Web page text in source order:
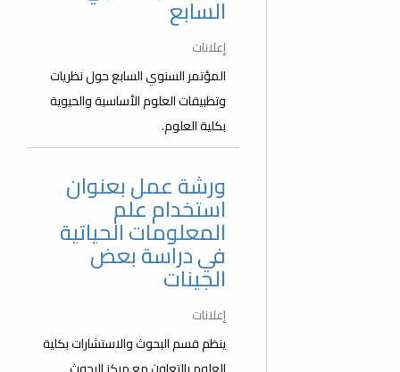
المؤتمر السنوي السابع حول نظريات
وتطبيقات العلوم الأساسية والحيوية
ينظم قسم البحوث والاستشارات بكلية